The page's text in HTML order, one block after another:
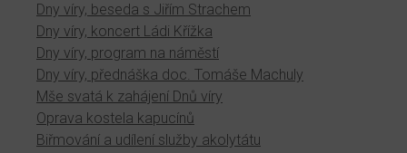
Dny víry, beseda s Jiřím Strachem
Dny víry, koncert Ládi Křížka
Dny víry, program na náměstí
Dny víry, přednáška doc. Tomáše Machuly
Mše svatá k zahájení Dnů víry
Oprava kostela kapucínů
Biřmování a udílení služby akolytátu